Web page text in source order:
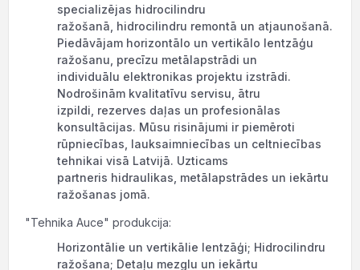
specializējas hidrocilindru
ražošanā, hidrocilindru remontā un atjaunošanā.
Piedāvājam horizontālo un vertikālo lentzāģu
ražošanu, precīzu metālapstrādi un
individuālu elektronikas projektu izstrādi.
Nodrošinām kvalitatīvu servisu, ātru
izpildi, rezerves daļas un profesionālas
konsultācijas. Mūsu risinājumi ir piemēroti
rūpniecības, lauksaimniecības un celtniecības
tehnikai visā Latvijā. Uzticams
partneris hidraulikas, metālapstrādes un iekārtu
ražošanas jomā.
"Tehnika Auce" produkcija:
Horizontālie un vertikālie lentzāģi; Hidrocilindru
ražošana; Detaļu mezglu un iekārtu